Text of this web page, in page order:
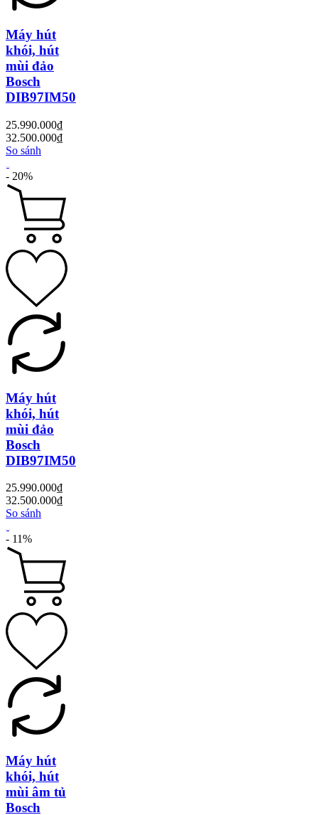
Máy hút
khói, hút
mùi đảo
Bosch
DIB97IM50
25.990.000₫
32.500.000₫
So sánh
- 20%
Máy hút
khói, hút
mùi đảo
Bosch
DIB97IM50
25.990.000₫
32.500.000₫
So sánh
- 11%
Máy hút
khói, hút
mùi âm tủ
Bosch